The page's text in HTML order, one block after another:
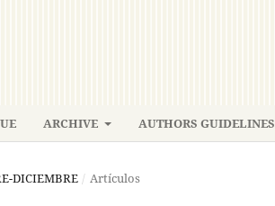
ARCHIVE AUTHORS GUIDELINES
DICIEMBRE / Artículos